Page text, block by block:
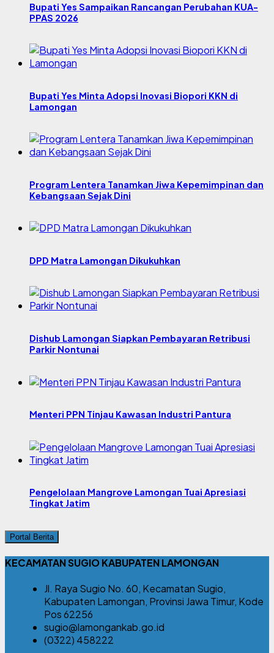
Bupati Yes Sampaikan Rancangan Perubahan KUA-
PPAS 2026
Bupati Yes Minta Adopsi Inovasi Biopori KKN di
Lamongan
Program Lentera Tanamkan Jiwa Kepemimpinan dan
Kebangsaan Sejak Dini
DPD Matra Lamongan Dikukuhkan
Dishub Lamongan Siapkan Pembayaran Retribusi
Parkir Nontunai
Menteri PPN Tinjau Kawasan Industri Pantura
Pengelolaan Mangrove Lamongan Tuai Apresiasi
Tingkat Jatim
Portal Berita
KECAMATAN SUGIO KABUPATEN LAMONGAN
Jl. Raya Sugio No. 60, Kecamatan Sugio,
Kabupaten Lamongan, Provinsi Jawa Timur, Kode
Pos 62256
sugio@lamongankab.go.id
(0322) 458222